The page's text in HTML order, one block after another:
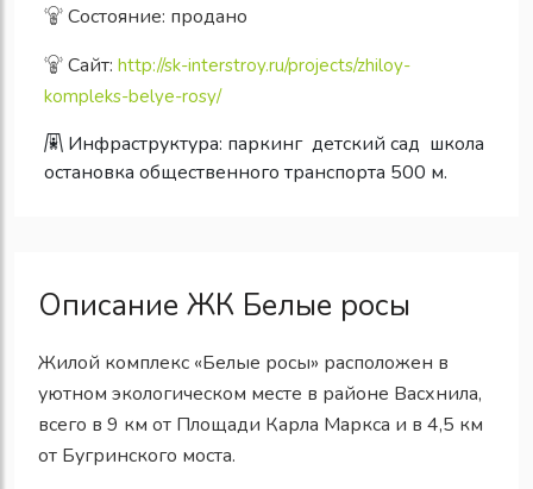
Состояние: продано
Сайт: http://sk-interstroy.ru/projects/zhiloy-
kompleks-belye-rosy/
Инфраструктура: паркинг детский сад школа
остановка общественного транспорта 500 м.
Описание ЖК Белые росы
Жилой комплекс «Белые росы» расположен в
уютном экологическом месте в районе Васхнила,
всего в 9 км от Площади Карла Маркса и в 4,5 км
от Бугринского моста.